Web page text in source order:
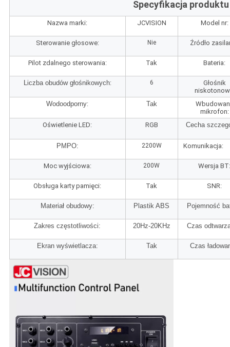
Specyfikacja produktu
Nazwa marki: JCVISION Model nr:
Sterowanie głosowe: Nie Źródło
Pilot zdalnego sterowania: Tak Bateria:
Liczba obudów głośnikowych: 6
Głośnik
Wodoodporny: Tak
mikrofon:
Oświetlenie LED:
RGB Cecha
PMPO: 2200W Komunikacja:
Moc wyjściowa: 200W Wersja
Obsługa karty pamięci: Tak SNR:
Materiał obudowy: Plastik ABS Pojemność
Zakres częstotliwości: 20Hz-20KHz Czas
Ekran wyświetlacza: Tak Czas